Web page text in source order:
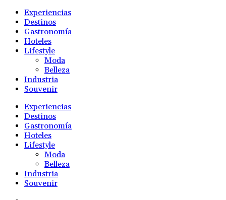
Experiencias
Destinos
Gastronomía
Hoteles
Lifestyle
Moda
Belleza
Industria
Souvenir
Experiencias
Destinos
Gastronomía
Hoteles
Lifestyle
Moda
Belleza
Industria
Souvenir